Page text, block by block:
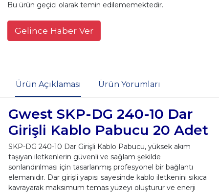
Bu ürün geçici olarak temin edilememektedir.
Gelince Haber Ver
Ürün Açıklaması Ürün Yorumları
Gwest SKP-DG 240-10 Dar
Girişli Kablo Pabucu 20 Adet
SKP-DG 240-10 Dar Girişli Kablo Pabucu, yüksek akım
taşıyan iletkenlerin güvenli ve sağlam şekilde
sonlandırılması için tasarlanmış profesyonel bir bağlantı
elemanıdır. Dar girişli yapısı sayesinde kablo iletkenini sıkıca
kavrayarak maksimum temas yüzeyi oluşturur ve enerji